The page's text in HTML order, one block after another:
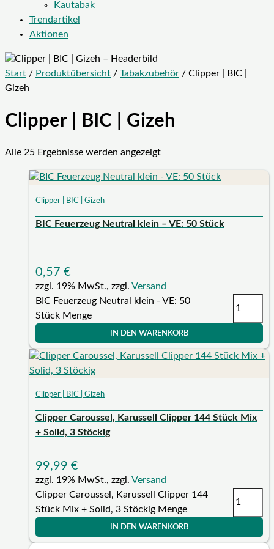
Kautabak
Trendartikel
Aktionen
Start / Produktübersicht / Tabakzubehör / Clipper | BIC |
Gizeh
Clipper | BIC | Gizeh
Alle 25 Ergebnisse werden angezeigt
Clipper | BIC | Gizeh
BIC Feuerzeug Neutral klein – VE: 50 Stück
0,57 €
zzgl. 19% MwSt., zzgl. Versand
BIC Feuerzeug Neutral klein - VE: 50
Stück Menge
IN DEN WARENKORB
Clipper | BIC | Gizeh
Clipper Caroussel, Karussell Clipper 144 Stück Mix
+ Solid, 3 Stöckig
99,99 €
zzgl. 19% MwSt., zzgl. Versand
Clipper Caroussel, Karussell Clipper 144
Stück Mix + Solid, 3 Stöckig Menge
IN DEN WARENKORB